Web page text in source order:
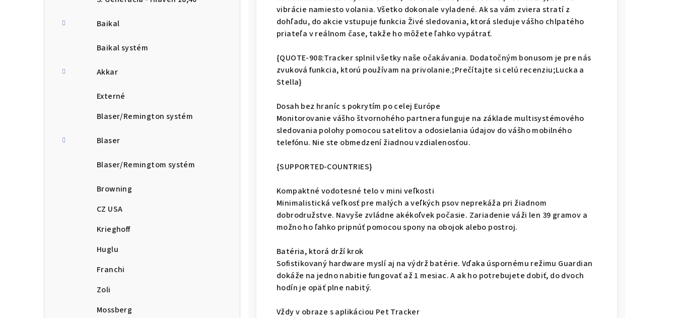
Baikal
Baikal systém
Akkar
Externé
Blaser/Remington systém
Blaser
Blaser/Remingtom systém
Browning
CZ USA
Krieghoff
Huglu
Franchi
Zoli
Mossberg
vibrácie namiesto volania. Všetko dokonale vyladené. Ak sa vám zviera stratí z
dohľadu, do akcie vstupuje funkcia Živé sledovania, ktorá sleduje vášho chlpatého
priateľa v reálnom čase, takže ho môžete ľahko vypátrať.
{QUOTE-908:Tracker splnil všetky naše očakávania. Dodatočným bonusom je pre nás
zvuková funkcia, ktorú používam na privolanie.;Prečítajte si celú recenziu;Lucka a
Stella}
Dosah bez hraníc s pokrytím po celej Európe
Monitorovanie vášho štvornohého partnera funguje na základe multisystémového
sledovania polohy pomocou satelitov a odosielania údajov do vášho mobilného
telefónu. Nie ste obmedzení žiadnou vzdialenosťou.
{SUPPORTED-COUNTRIES}
Kompaktné vodotesné telo v mini veľkosti
Minimalistická veľkosť pre malých a veľkých psov neprekáža pri žiadnom
dobrodružstve. Navyše zvládne akékoľvek počasie. Zariadenie váži len 39 gramov a
možno ho ľahko pripnúť pomocou spony na obojok alebo postroj.
Batéria, ktorá drží krok
Sofistikovaný hardware myslí aj na výdrž batérie. Vďaka úspornému režimu Guardian
dokáže na jedno nabitie fungovať až 1 mesiac. A ak ho potrebujete dobiť, do dvoch
hodín je opäť plne nabitý.
Vždy v obraze s aplikáciou Pet Tracker